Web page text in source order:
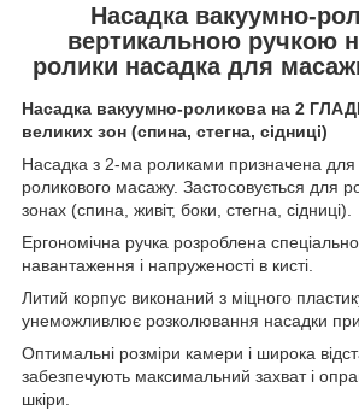
Насадка вакуумно-
вертикальною ручкою
ролики насадка для
Насадка вакуумно-роликова на 2
великих зон (спина, стегна, сідниці)
Насадка з 2-ма роликами призначена для
роликового масажу. Застосовується для
зонах (спина, живіт, боки, стегна, сідниці).
Ергономічна ручка розроблена
навантаження і напруженості в кисті.
Литий корпус виконаний з міцного
унеможливлює розколювання насадки при
Оптимальні розміри камери і широка
забезпечують максимальний захват і
шкіри.